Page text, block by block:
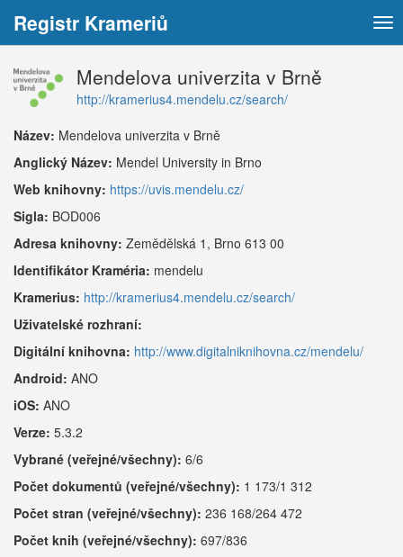
Registr Krameriů
Mendelova univerzita v Brně
http://kramerius4.mendelu.cz/search/
Název: Mendelova univerzita v Brně
Anglický Název: Mendel University in Brno
Web knihovny: https://uvis.mendelu.cz/
Sigla: BOD006
Adresa knihovny: Zemědělská 1, Brno 613 00
Identifikátor Kraméria: mendelu
Kramerius: http://kramerius4.mendelu.cz/search/
Uživatelské rozhraní:
Digitální knihovna: http://www.digitalniknihovna.cz/mendelu/
Android: ANO
iOS: ANO
Verze: 5.3.2
Vybrané (veřejné/všechny): 6/6
Počet dokumentů (veřejné/všechny): 1 173/1 312
Počet stran (veřejné/všechny): 236 168/264 472
Počet knih (veřejné/všechny): 697/836